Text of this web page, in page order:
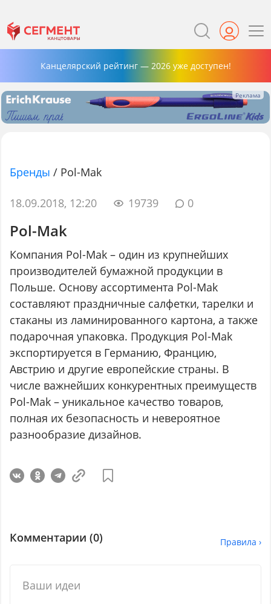
Канцелярский рейтинг — 2026 уже доступен!
Бренды / Pol-Mak
18.09.2018, 12:20 19739 0
Pol-Mak
Компания Pol-Mak – один из крупнейших
производителей бумажной продукции в
Польше. Основу ассортимента Pol-Mak
составляют праздничные салфетки, тарелки и
стаканы из ламинированного картона, а также
подарочная упаковка. Продукция Pol-Mak
экспортируется в Германию, Францию,
Австрию и другие европейские страны. В
числе важнейших конкурентных преимуществ
Pol-Mak – уникальное качество товаров,
полная их безопасность и невероятное
разнообразие дизайнов.
Комментарии (0) Правила ›